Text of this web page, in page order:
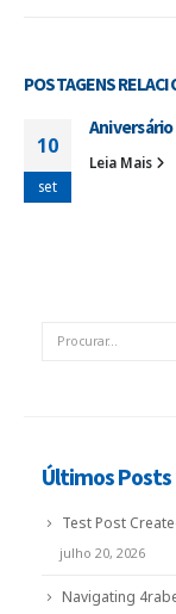
POSTAGENS
10
set
Leia Mais
Últimos Posts
Test Post
julho 20, 2026
Navigating